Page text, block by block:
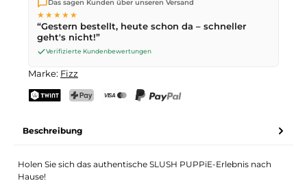
ist die Lieferung kostenlos. Bestellungen bis
werden noch am selben Tag versendet – Zustellung am
nächsten Werktagmit der Schweizerischen Post.
Samstagszustellung am
bisFreitag, 17 Uhr.
Das sagen Kunden über unseren Versand
★★★★★
“Gestern bestellt, heute schon da – schneller
geht's nicht!”
Verifizierte Kundenbewertungen
Marke: Fizz
Beschreibung
Holen Sie sich das authentische SLUSH PUPPiE-Erlebnis nach
Hause!